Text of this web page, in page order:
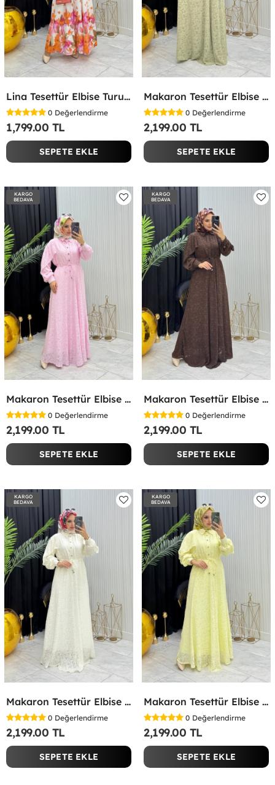
Lina Tesettür Elbise Turuncu Turuncu
0 Değerlendirme
1,799.00 TL
SEPETE EKLE
Makaron Tesettür Elbise Yeşil Yeşil
0 Değerlendirme
2,199.00 TL
SEPETE EKLE
KARGO
BEDAVA
Makaron Tesettür Elbise Pembe Pembe
0 Değerlendirme
2,199.00 TL
SEPETE EKLE
KARGO
BEDAVA
Makaron Tesettür Elbise Kahverengi Kahverengi
0 Değerlendirme
2,199.00 TL
SEPETE EKLE
KARGO
BEDAVA
Makaron Tesettür Elbise Beyaz Beyaz
0 Değerlendirme
2,199.00 TL
SEPETE EKLE
KARGO
BEDAVA
Makaron Tesettür Elbise Sarı Sarı
0 Değerlendirme
2,199.00 TL
SEPETE EKLE